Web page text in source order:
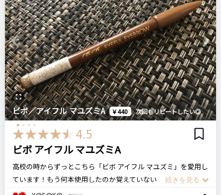
ログイン
注意点
なし
おすすめする人・おすすめしない人
簡単に立体眉を作りたい方
比較したもの・こちらを選んだ理由
なし
価格
1,210円 ドラッグストア
スクエアタイプならエッジが長いので手ブレすることもなく安
定感もあり、アイブロウが苦手な方にもおすすめです！
芯が少し硬く感じるので強く描き過ぎには注意です！
KATE ケイト
ラスティンデザインアイブロウW
リピート回数・頻度
初めて
良いところ
描きやすい
Previous Next
ビボ／アイフル マユズミA ￥440 次回もリピートしたい◎
4.5
ビボ アイフル マユズミA
高校の時からずっとこちら「ビボ アイフル マユズミ」を愛用し
ています！もう何本使用したのか覚えていないくらいリピート
しています。